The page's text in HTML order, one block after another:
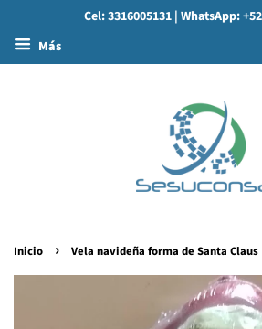
Cel: 3316005131 | WhatsApp:
Más
Inicio › Vela navideña forma de Santa Claus